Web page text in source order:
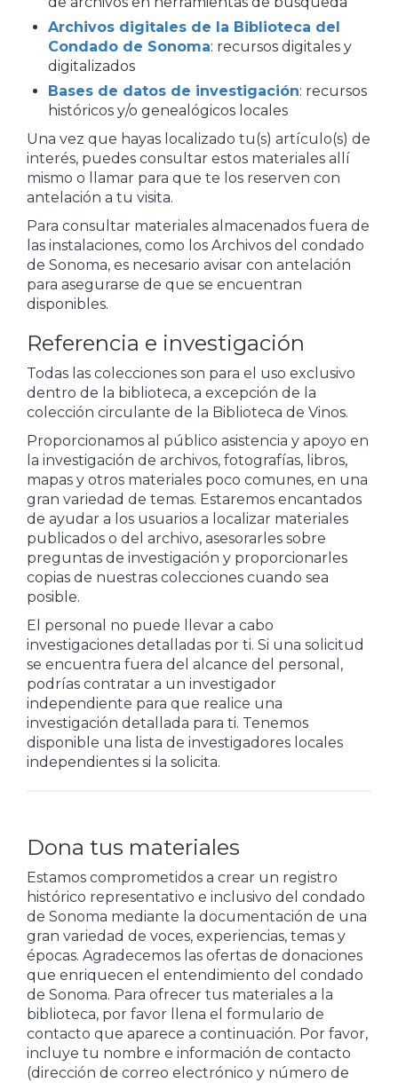
Archivos digitales de la Biblioteca del
Condado de Sonoma: recursos digitales y
digitalizados
Bases de datos de investigación: recursos
históricos y/o genealógicos locales
Una vez que hayas localizado tu(s) artículo(s) de
interés, puedes consultar estos materiales allí
mismo o llamar para que te los reserven con
antelación a tu visita.
Para consultar materiales almacenados fuera de
las instalaciones, como los Archivos del condado
de Sonoma, es necesario avisar con antelación
para asegurarse de que se encuentran
disponibles.
Referencia e investigación
Todas las colecciones son para el uso exclusivo
dentro de la biblioteca, a excepción de la
colección circulante de la Biblioteca de Vinos.
Proporcionamos al público asistencia y apoyo en
la investigación de archivos, fotografías, libros,
mapas y otros materiales poco comunes, en una
gran variedad de temas. Estaremos encantados
de ayudar a los usuarios a localizar materiales
publicados o del archivo, asesorarles sobre
preguntas de investigación y proporcionarles
copias de nuestras colecciones cuando sea
posible.
El personal no puede llevar a cabo
investigaciones detalladas por ti. Si una solicitud
se encuentra fuera del alcance del personal,
podrías contratar a un investigador
independiente para que realice una
investigación detallada para ti. Tenemos
disponible una lista de investigadores locales
independientes si la solicita.
Dona tus materiales
Estamos comprometidos a crear un registro
histórico representativo e inclusivo del condado
de Sonoma mediante la documentación de una
gran variedad de voces, experiencias, temas y
épocas. Agradecemos las ofertas de donaciones
que enriquecen el entendimiento del condado
de Sonoma. Para ofrecer tus materiales a la
biblioteca, por favor llena el formulario de
contacto que aparece a continuación. Por favor,
incluye tu nombre e información de contacto
(dirección de correo electrónico y número de